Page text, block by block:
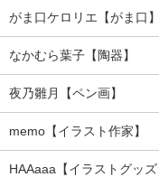
がま口ケロリエ【がま口】
なかむら葉子【陶器】
夜乃雛月【ペン画】
memo【イラスト作家】
HAAaaa【イラストグッズ